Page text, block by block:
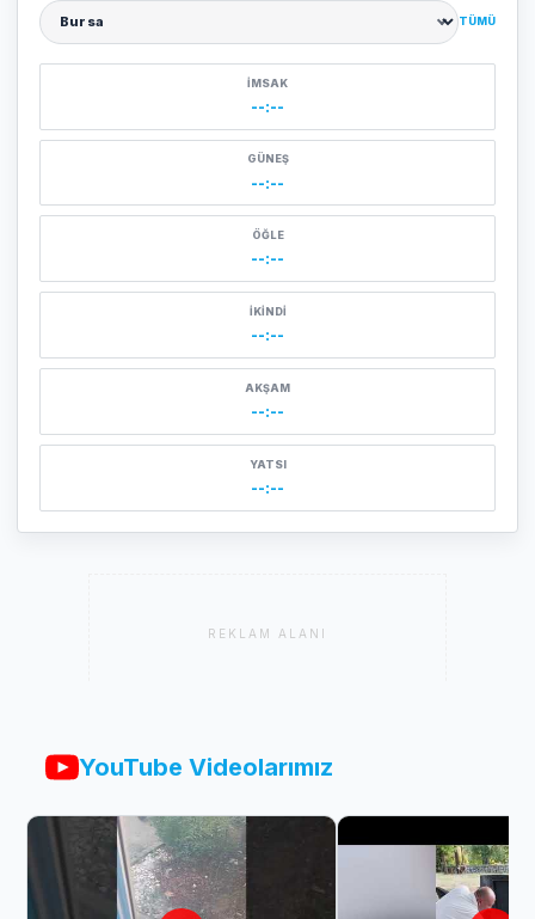
Şehir seçin
TÜMÜ
İMSAK
--:--
GÜNEŞ
--:--
ÖĞLE
--:--
İKINDI
--:--
AKŞAM
--:--
YATSI
--:--
REKLAM ALANI
YouTube Videolarımız